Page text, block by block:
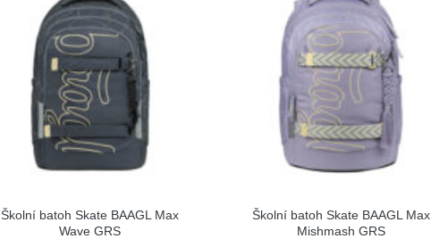
Školní batoh Skate BAAGL Max
Wave GRS
Školní batoh Skate BAAGL Max
Mishmash GRS